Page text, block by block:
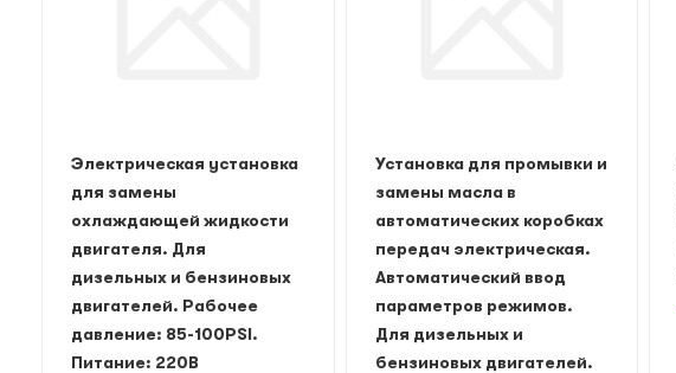
Электрическая установка
для замены
охлаждающей жидкости
двигателя. Для
дизельных и бензиновых
двигателей. Рабочее
давление: 85-100PSI.
Питание: 220В
Установка для промывки и
замены масла в
автоматических коробках
передач электрическая.
Автоматический ввод
параметров режимов.
Для дизельных и
бензиновых двигателей.